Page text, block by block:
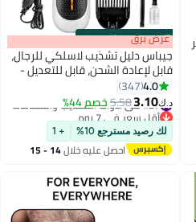
00m:00s
·باقي 90% عرض برق
جيباس دليل تشذيب لاسلكي للرجال،
قابل لإعادة الشحن، قابل للتعديل -
GTR56024، مؤشرات لشحن اللحية،
ماكينة قص الشعر ومجموعة أدوات
تشذيب اللحية أسود/فضي
4.0
347
د.ك‏3.10
5.58خصم 44% #27 في أدوات التشذيب والقصافات
أقل سعر في 7 يوم
#27 في أدوات التشذيب والقصافات
لك رصيد مسترجع 10% + 1
احصل عليه خلال 14 - 15